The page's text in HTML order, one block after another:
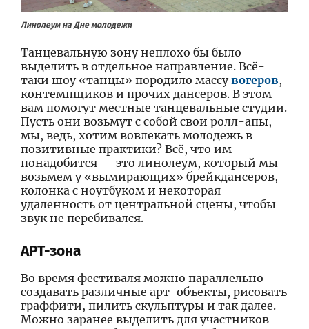
Линолеум на Дне молодежи
Танцевальную зону неплохо бы было
выделить в отдельное направление. Всё-
таки шоу «танцы» породило массувогеров,
контемпщиков и прочих дансеров. В этом
вам помогут местные танцевальные студии.
Пусть они возьмут с собой свои ролл-апы,
мы, ведь, хотим вовлекать молодежь в
позитивные практики? Всё, что им
понадобится — это линолеум, который мы
возьмем у «вымирающих» брейкдансеров,
колонка с ноутбуком и некоторая
удаленность от центральной сцены, чтобы
звук не перебивался.
АРТ-зона
Во время фестиваля можно параллельно
создавать различные арт-объекты, рисовать
граффити, пилить скульптуры и так далее.
Можно заранее выделить для участников